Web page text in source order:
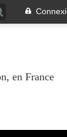
en France